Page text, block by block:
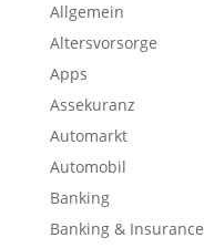
Allgemein
Altersvorsorge
Apps
Assekuranz
Automarkt
Automobil
Banking
Banking & Insurance